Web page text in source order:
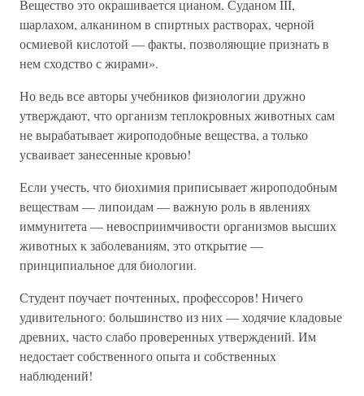
Вещество это окрашивается цианом, Суданом III,
шарлахом, алканином в спиртных растворах, черной
осмиевой кислотой — факты, позволяющие признать в
нем сходство с жирами».
Но ведь все авторы учебников физиологии дружно
утверждают, что организм теплокровных животных сам
не вырабатывает жироподобные вещества, а только
усваивает занесенные кровью!
Если учесть, что биохимия приписывает жироподобным
веществам — липоидам — важную роль в явлениях
иммунитета — невосприимчивости организмов высших
животных к заболеваниям, это открытие —
принципиальное для биологии.
Студент поучает почтенных, профессоров! Ничего
удивительного: большинство из них — ходячие кладовые
древних, часто слабо проверенных утверждений. Им
недостает собственного опыта и собственных
наблюдений!